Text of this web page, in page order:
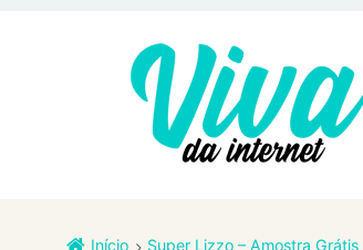
Início Super Lizzo – Amostra